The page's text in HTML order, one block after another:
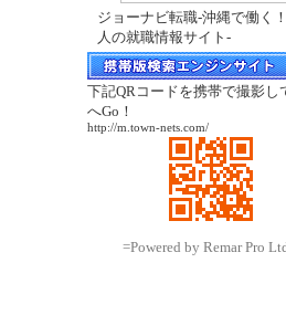
ジョーナビ転職-沖縄で働く
人の就職情報サイト-
下記QRコードを携帯で撮影し
へGo！
http://m.town-nets.com/
=Powered by Remar Pro